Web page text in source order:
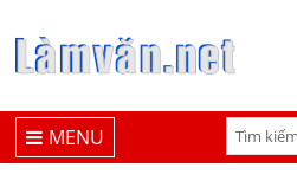
MENU